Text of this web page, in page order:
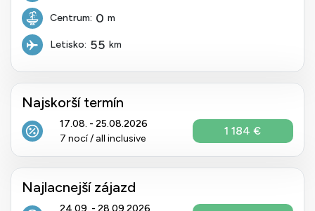
Centrum: 0 m
Letisko: 55 km
Najskorší termín
17.08. - 25.08.2026
7 nocí / all inclusive
1 184 €
Najlacnejší zájazd
24.09. - 28.09.2026